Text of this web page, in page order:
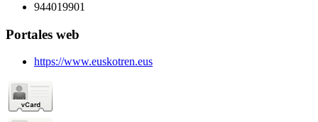
944019901
Portales web
https://www.euskotren.eus